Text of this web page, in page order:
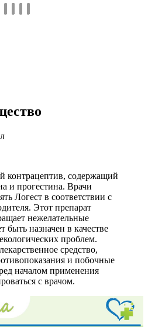
контрацептив, содержащий
и прогестина. Врачи
Логест в соответствии с
Этот препарат
нежелательные
быть назначен в качестве
проблем.
средство,
и побочные
началом применения
с врачом.